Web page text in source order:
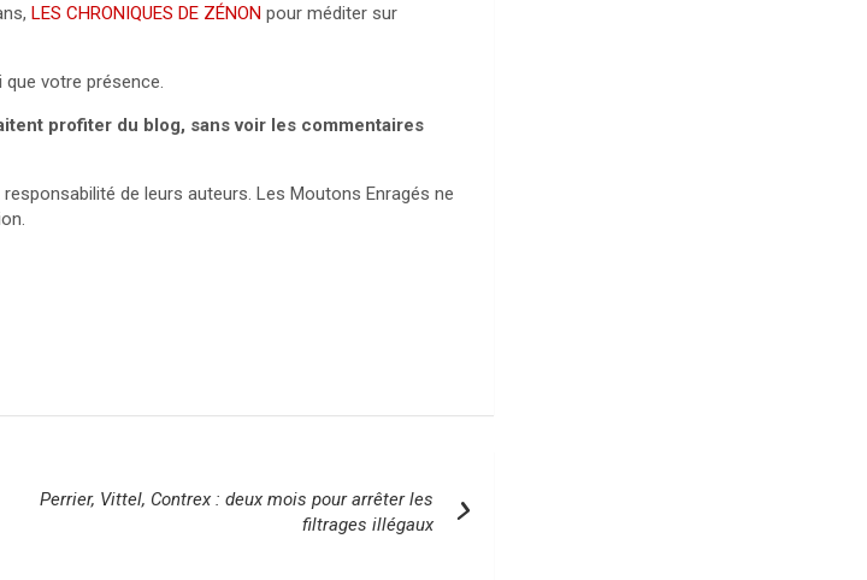
LES CHRONIQUES DE ZÉNON pour méditer sur
votre présence.
profiter du blog, sans voir les commentaires
de leurs auteurs. Les Moutons Enragés ne
Perrier, Vittel, Contrex : deux mois pour arrêter les
filtrages illégaux